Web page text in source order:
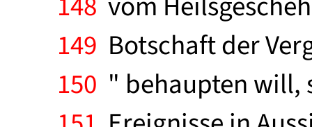
149 Botschaft der
150 " behaupten will,